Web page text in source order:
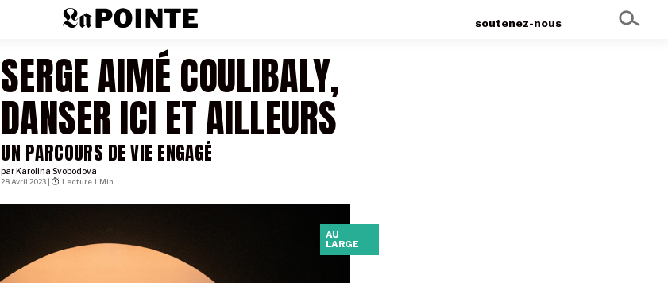
soutenez-nous
SERGE AIMÉ COULIBALY,
DANSER ICI ET AILLEURS
UN PARCOURS DE VIE ENGAGÉ
AU
LARGE
par Karolina Svobodova
28 Avril 2023 | Lecture 1 Min.